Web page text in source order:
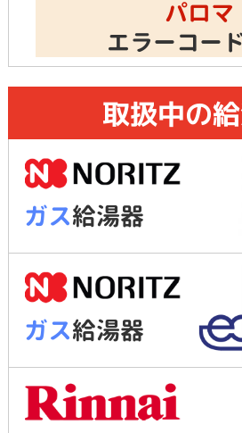
パロマ
エラーコー
取扱中の
ガス給湯器
ガス給湯器